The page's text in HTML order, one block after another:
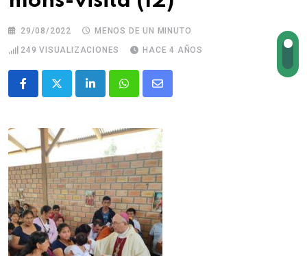
29/08/2022
MENOS DE UN MINUTO
249 VISUALIZACIONES HACE 4 AÑOS